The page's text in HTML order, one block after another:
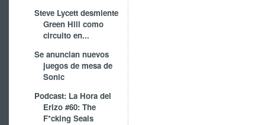
Steve Lycett desmiente
Green Hill como
circuito en...
Se anuncian nuevos
juegos de mesa de
Sonic
Podcast: La Hora del
Erizo #60: The
F*cking Seals